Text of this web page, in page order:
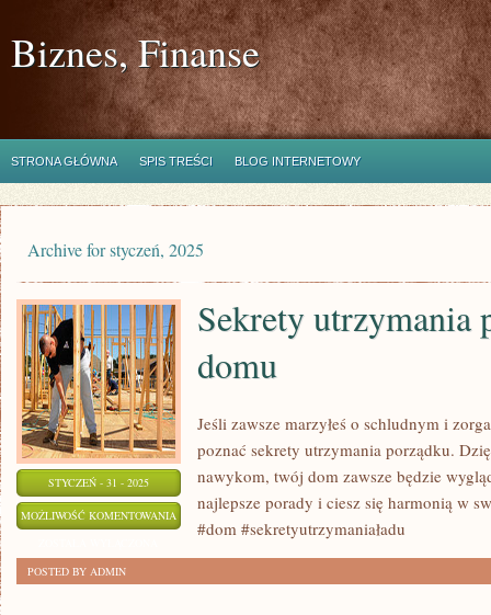
Biznes, Finanse
STRONA GŁÓWNA SPIS TREŚCI BLOG INTERNETOWY
Archive for styczeń, 2025
STYCZEŃ - 31 - 2025
MOŻLIWOŚĆ KOMENTOWANIA SEKRETY
Sekrety utrzymania
domu
Jeśli zawsze marzyłeś o schludnym i
poznać sekrety utrzymania porządku.
nawykom, twój dom zawsze będzie
najlepsze porady i ciesz się harmonią w
#dom #sekretyutrzymaniaładu
POSTED BY ADMIN